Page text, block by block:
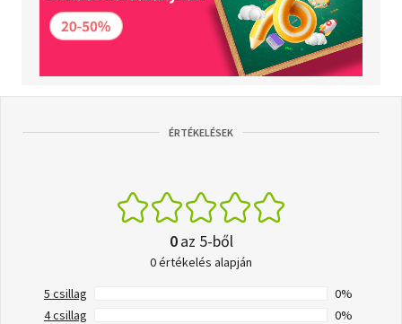
ÉRTÉKELÉSEK
0az 5-ből
0 értékelés alapján
5 csillag
0%
4 csillag
0%